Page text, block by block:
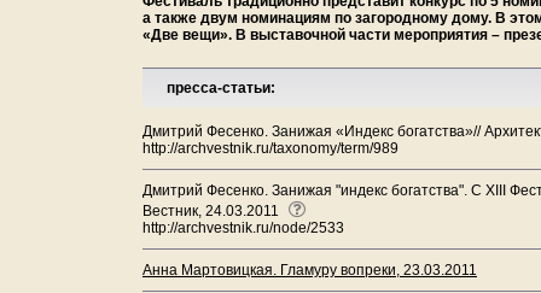
а также двум номинациям по загородному дому. В
«Две вещи». В выставочной части мероприятия –
пресса-статьи:
Дмитрий Фесенко. Занижая «Индекс богатства»//
http://archvestnik.ru/taxonomy/term/989
Дмитрий Фесенко. Занижая "индекс богатства". С XIII
Вестник, 24.03.2011
http://archvestnik.ru/node/2533
Анна Мартовицкая. Гламуру вопреки, 23.03.2011